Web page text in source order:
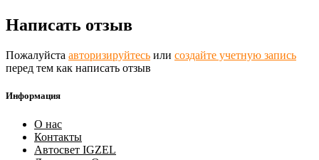
Написать отзыв
Пожалуйста авторизируйтесь или создайте учетную запись
перед тем как написать отзыв
Информация
О нас
Контакты
Автосвет IGZEL